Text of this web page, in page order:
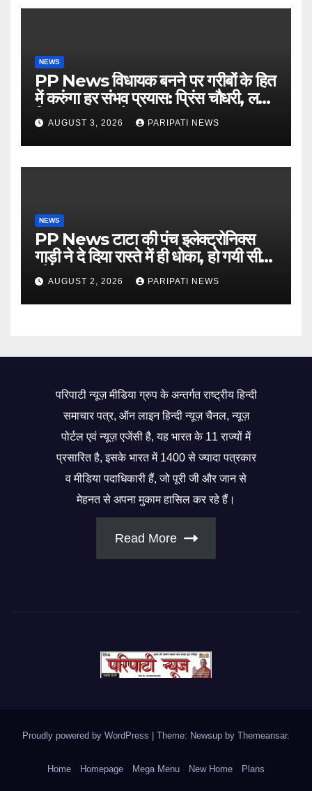
NEWS
PP News विधायक बनने पर गरीबों के हित
में करुंगा हर संभव प्रयास: प्रिंस चौधरी, लगाई
किसान मजदूर चौपाल
AUGUST 3, 2026 PARIPATI NEWS
NEWS
PP News टाटा की पंच इलेक्ट्रोनिक्स
गाड़ी ने दे दिया रास्ते में ही धोका, हो गयी सीज,
जो सब बताया झूठ
AUGUST 2, 2026 PARIPATI NEWS
परिपाटी न्यूज़ मीडिया ग्रुप के अन्तर्गत राष्ट्रीय हिन्दी
समाचार पत्र, ऑन लाइन हिन्दी न्यूज़ चैनल, न्यूज़
पोर्टल एवं न्यूज़ एजेंसी है, यह भारत के 11 राज्यों में
प्रसारित है, इसके भारत में 1400 से ज्यादा पत्रकार
व मीडिया पदाधिकारी हैं, जो पूरी जी और जान से
मेहनत से अपना मुकाम हासिल कर रहे हैं।
Read More
Proudly powered by WordPress Theme: Newsup by Themeansar.
Home Homepage Mega Menu New Home Plans